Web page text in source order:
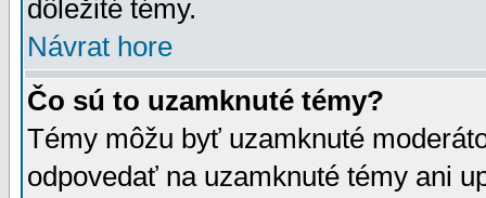
dôležité témy.
Návrat hore
Čo sú to uzamknuté témy?
Témy môžu byť uzamknuté
odpovedať na uzamknuté témy ani